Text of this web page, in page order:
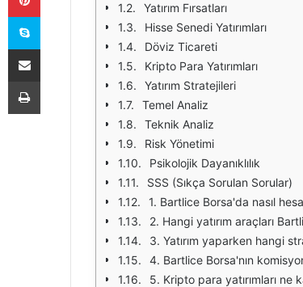
Yatırım Fırsatları
Hisse Senedi Yatırımları
Döviz Ticareti
Kripto Para Yatırımları
Yatırım Stratejileri
Temel Analiz
Teknik Analiz
Risk Yönetimi
Psikolojik Dayanıklılık
SSS (Sıkça Sorulan Sorular)
1. Bartlice Borsa'da nasıl
2. Hangi yatırım araçları
3. Yatırım yaparken hangi
4. Bartlice Borsa'nın
5. Kripto para yatırımları ne
Skype
E-Posta ile paylaş